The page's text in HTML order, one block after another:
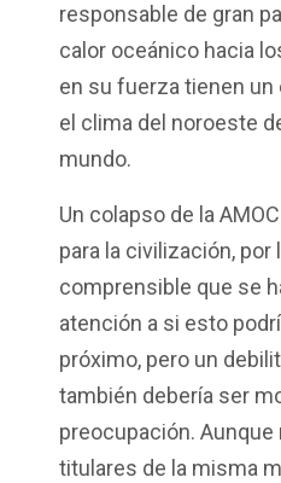
responsable de gran
calor oceánico hacia
en su fuerza tienen
el clima del noroeste
mundo.
Un colapso de la
para la civilización, por
comprensible que se
atención a si esto
próximo, pero un
también debería ser
preocupación. Aunque
titulares de la misma